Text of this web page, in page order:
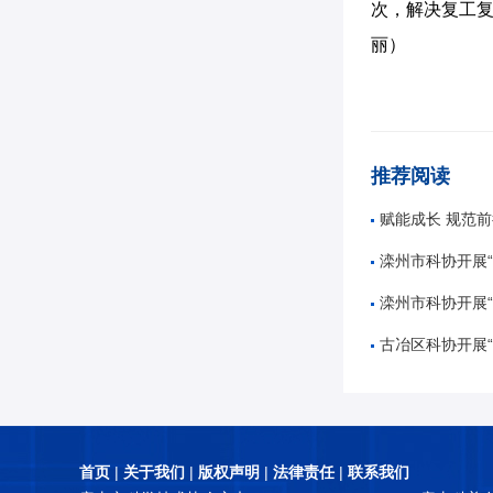
次，解决复工
丽）
推荐阅读
赋能成长 规范前行——唐山市
滦州市科协开展“奋进十五
滦州市科协开展“5
古冶区科协开展“知航天
首页 | 关于我们 | 版权声明 | 法律责任| 联系我们